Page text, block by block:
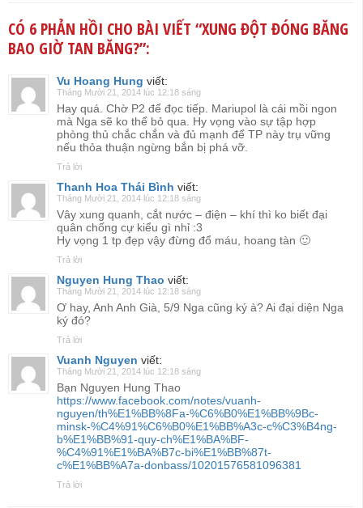
CÓ 6 PHẢN HỒI CHO BÀI VIẾT “XUNG ĐỘT ĐÓNG BĂNG
BAO GIỜ TAN BĂNG?”:
Vu Hoang Hung viết:
Tháng Mười 21, 2014 lúc 12:18 sáng
Hay quá. Chờ P2 để đọc tiếp. Mariupol là cái mồi ngon
mà Nga sẽ ko thể bỏ qua. Hy vọng vào sự tập hợp
phòng thủ chắc chắn và đủ mạnh để TP này trụ vững
nếu thỏa thuận ngừng bắn bị phá vỡ.
Trả lời
Thanh Hoa Thái Bình viết:
Tháng Mười 21, 2014 lúc 12:18 sáng
Vây xung quanh, cắt nước – điện – khí thì ko biết đại
quân chống cự kiểu gì nhỉ :3
Hy vọng 1 tp đẹp vậy đừng đổ máu, hoang tàn 🙂
Trả lời
Nguyen Hung Thao viết:
Tháng Mười 21, 2014 lúc 12:18 sáng
Ơ hay, Anh Anh Già, 5/9 Nga cũng ký à? Ai đại diện Nga
ký đó?
Trả lời
Vuanh Nguyen viết:
Tháng Mười 21, 2014 lúc 12:18 sáng
Bạn Nguyen Hung Thao
https://www.facebook.com/notes/vuanh-
nguyen/th%E1%BB%8Fa-%C6%B0%E1%BB%9Bc-
minsk-%C4%91%C6%B0%E1%BB%A3c-c%C3%B4ng-
b%E1%BB%91-quy-ch%E1%BA%BF-
%C4%91%E1%BA%B7c-bi%E1%BB%87t-
c%E1%BB%A7a-donbass/10201576581096381
Trả lời